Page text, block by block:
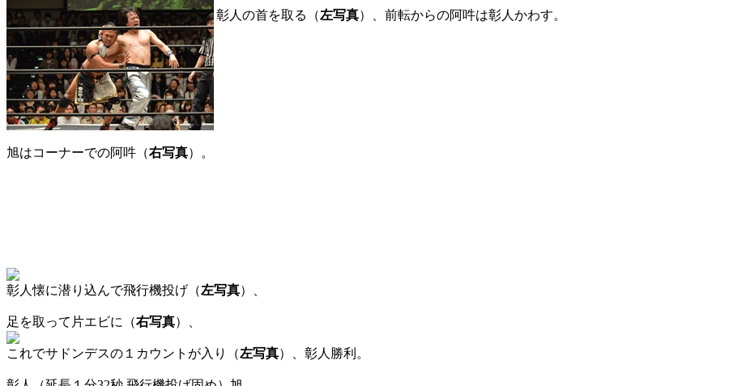
彰人の首を取る（左写真）、前転からの阿吽は彰人かわす。
旭はコーナーでの阿吽（右写真）。
彰人懐に潜り込んで飛行機投げ（左写真）、
足を取って片エビに（右写真）、
これでサドンデスの１カウントが入り（左写真）、彰人勝利。